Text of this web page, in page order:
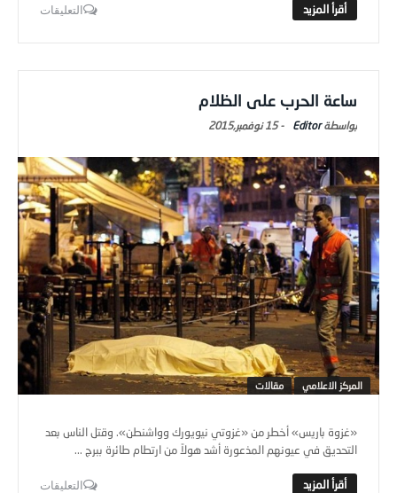
التعليقات
ساعة الحرب على الظلام
Editor
-15 نوفمبر,2015
المركز الاعلامي مقالات
«غزوة باريس» أخطر من «غزوتي نيويورك وواشنطن». وقتل الناس بعد
التحديق في عيونهم المذعورة أشد هولاً من ارتطام طائرة ببرج ...
التعليقات